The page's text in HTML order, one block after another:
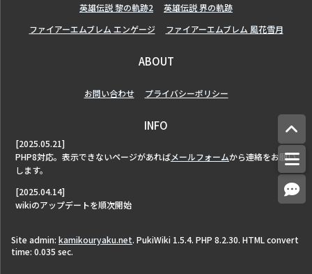
英雄伝説 黎の軌跡2
英雄伝説 界の軌跡
ファイアーエムブレム エンゲージ
ファイアーエムブレム 風花雪月
ABOUT
お問い合わせ プライバシーポリシー
INFO
[2025.05.21]
PHP8対応。表示できないページがあればメールフォームから連絡をお願い
します。
[2025.04.14]
wikiのアップデートを順次開始
Site admin: kamikouryaku.net. PukiWiki 1.5.4. PHP 8.2.30. HTML convert
time: 0.035 sec.